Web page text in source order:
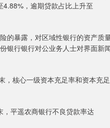
，逾期贷款占比上升至
的暴露，对区域性银行的资产质
银行银行对公业务人士对界面新
核心一级资本充足率和资本充足
平遥农商银行不良贷款率达